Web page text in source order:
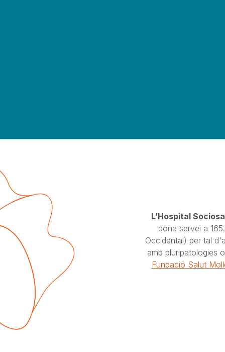
L’Hospital
dona servei a
Occidental) per tal
amb pluripatologies
Fundació Salut